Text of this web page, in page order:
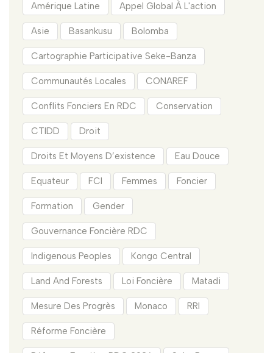
Amérique Latine Appel Global À L'action
Asie Basankusu Bolomba
Cartographie Participative Seke-Banza
Communautés Locales CONAREF
Conflits Fonciers En RDC Conservation
CTIDD Droit
Droits Et Moyens D’existence Eau Douce
Equateur FCI Femmes Foncier
Formation Gender
Gouvernance Foncière RDC
Indigenous Peoples Kongo Central
Land And Forests Loi Foncière Matadi
Mesure Des Progrès Monaco RRI
Réforme Foncière